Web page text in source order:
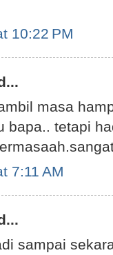
10:22 PM
masa
bapa.. tetapi
7:11 AM
sampai